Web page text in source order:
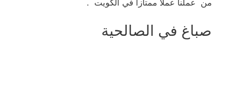
من عملنا عملا ممتازا في الكويت .
صباغ في الصالحية